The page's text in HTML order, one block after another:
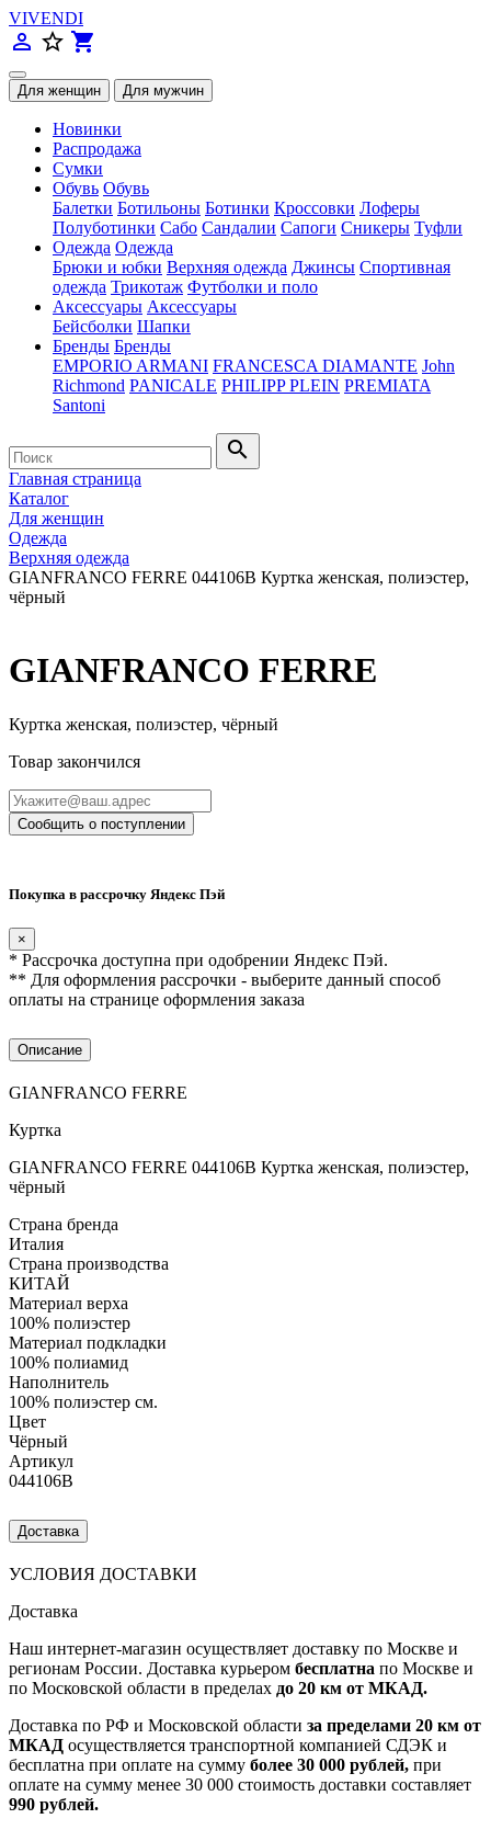
VIVENDI
person_outline star_border shopping_cart
Новинки
Распродажа
Сумки
Обувь Обувь
Балетки Ботильоны Ботинки Кроссовки Лоферы
Полуботинки Сабо Сандалии Сапоги Сникеры Туфли
Одежда Одежда
Брюки и юбки Верхняя одежда Джинсы Спортивная
одежда Трикотаж Футболки и поло
Аксессуары Аксессуары
Бейсболки Шапки
Бренды Бренды
EMPORIO ARMANI FRANCESCA DIAMANTE John
Richmond PANICALE PHILIPP PLEIN PREMIATA
Santoni
search
Главная страница
Каталог
Для женщин
Одежда
Верхняя одежда
GIANFRANCO FERRE 044106B Куртка женская, полиэстер,
чёрный
GIANFRANCO FERRE
Куртка женская, полиэстер, чёрный
Товар закончился
Сообщить о поступлении
Покупка в рассрочку Яндекс Пэй
×
* Рассрочка доступна при одобрении Яндекс Пэй.
** Для оформления рассрочки - выберите данный способ
оплаты на странице оформления заказа
Описание
GIANFRANCO FERRE
Куртка
GIANFRANCO FERRE 044106B Куртка женская, полиэстер,
чёрный
Страна бренда
Италия
Страна производства
КИТАЙ
Материал верха
100% полиэстер
Материал подкладки
100% полиамид
Наполнитель
100% полиэстер см.
Цвет
Чёрный
Артикул
044106B
Доставка
УСЛОВИЯ ДОСТАВКИ
Доставка
Наш интернет-магазин осуществляет доставку по Москве и
регионам России. Доставка курьером бесплатна по Москве и
по Московской области в пределах до 20 км от МКАД.
Доставка по РФ и Московской области за пределами 20 км от
МКАД осуществляется транспортной компанией СДЭК и
бесплатна при оплате на сумму более 30 000 рублей, при
оплате на сумму менее 30 000 стоимость доставки составляет
990 рублей.